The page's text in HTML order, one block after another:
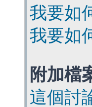
我要如
我要如
附加檔
這個討